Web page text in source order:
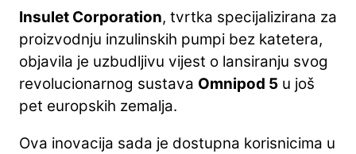
Insulet Corporation, tvrtka specijalizirana za
proizvodnju inzulinskih pumpi bez katetera,
objavila je uzbudljivu vijest o lansiranju svog
revolucionarnog sustava Omnipod 5 u još
pet europskih zemalja.
Ova inovacija sada je dostupna korisnicima u